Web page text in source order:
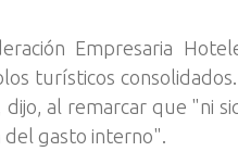
Empresaria
turísticos
al remarcar que "ni
del gasto interno".